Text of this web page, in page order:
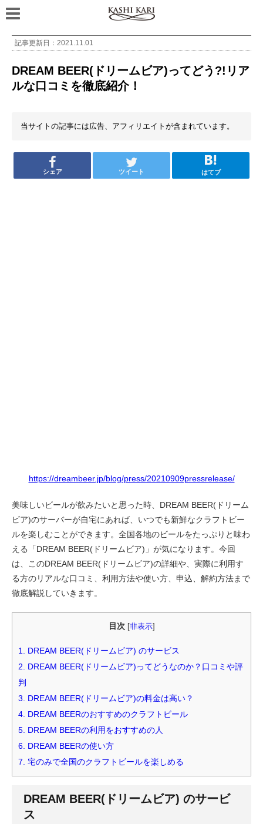
記事更新日： 2021.11.01
DREAM BEER(ドリームビア)ってどう?!リア
ルな口コミを徹底紹介！
当サイトの記事には広告、アフィリエイトが含まれています。
シェア ツイート はてブ
https://dreambeer.jp/blog/press/20210909pressrelease/
美味しいビールが飲みたいと思った時、DREAM BEER(ドリーム
ビア)のサーバーが自宅にあれば、いつでも新鮮なクラフトビー
ルを楽しむことができます。全国各地のビールをたっぷりと味わ
える「DREAM BEER(ドリームビア)」が気になります。今回
は、このDREAM BEER(ドリームビア)の詳細や、実際に利用す
る方のリアルな口コミ、利用方法や使い方、申込、解約方法まで
徹底解説していきます。
目次 非表示]
1. DREAM BEER(ドリームビア) のサービス
2. DREAM BEER(ドリームビア)ってどうなのか？口コミや評
判
3. DREAM BEER(ドリームビア)の料金は高い？
4. DREAM BEERのおすすめのクラフトビール
5. DREAM BEERの利用をおすすめの人
6. DREAM BEERの使い方
7. 宅のみで全国のクラフトビールを楽しめる
DREAM BEER(ドリームビア) のサービ
ス